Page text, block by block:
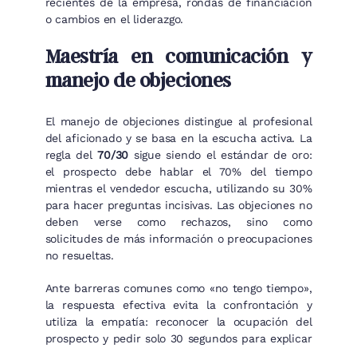
o cambios en el liderazgo.
Maestría en comunicación y
manejo de objeciones
El manejo de objeciones distingue al profesional
del aficionado y se basa en la escucha activa. La
regla del70/30 sigue siendo el estándar de oro:
el prospecto debe hablar el 70% del tiempo
mientras el vendedor escucha, utilizando su 30%
para hacer preguntas incisivas. Las objeciones no
deben verse como rechazos, sino como
solicitudes de más información o preocupaciones
no resueltas.
Ante barreras comunes como «no tengo tiempo»,
la respuesta efectiva evita la confrontación y
utiliza la empatía: reconocer la ocupación del
prospecto y pedir solo 30 segundos para explicar